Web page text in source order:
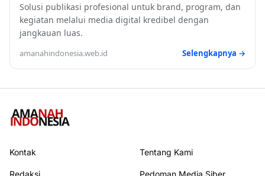
Solusi publikasi profesional untuk brand, program, dan
kegiatan melalui media digital kredibel dengan
jangkauan luas.
amanahindonesia.web.id Selengkapnya →
Kontak Tentang Kami
Redaksi Pedoman Media Siber